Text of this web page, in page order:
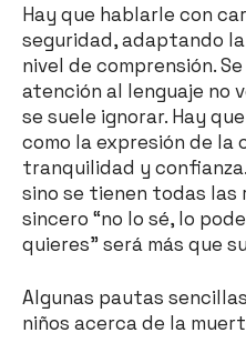
Hay que hablarle con
seguridad, adaptando
nivel de comprensión.
atención al lenguaje no
se suele ignorar. Hay
como la expresión de
tranquilidad y
sino se tienen todas las
sincero “no lo sé, lo
quieres” será más que
Algunas pautas
niños acerca de la